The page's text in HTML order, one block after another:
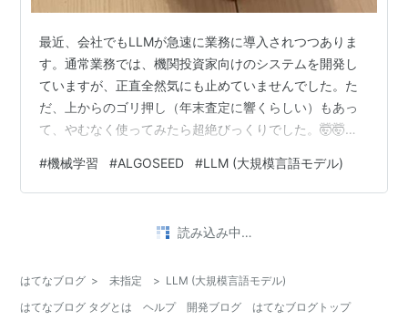
最近、会社でもLLMが急速に業務に導入されつつありま
す。通常業務では、機関投資家向けのシステムを開発し
ていますが、正直全然気にも止めていませんでした。た
だ、上からのゴリ押し（年末査定に響くらしい）もあっ
て、やむなく使ってみたら超絶びっくりでした。🤯🤯🤯
Anthropic社の最新LLM，Claude4.6の生成するコードが
半端ないです。通常、C++言語を業務で使用しています
で、でもLLMは最新スペックでせめてきます（コンパイ
昧性がないので、こ…
#機械学習 #ALGOSEED #LLM (大規模言語モデル)
LayerX エンジニアブログ • 5ヶ月前
ポート